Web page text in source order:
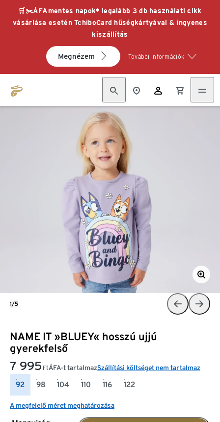
🛒✂️ÁFAmentes napok* legalább 3 db használati cikk
vásárlása esetén TchiboCard hűségkártyával & ingyenes
kiszállítás
Megnézem További információk
NAME IT »BLUEY« hosszú ujjú
gyerekfelső
7 995 FtÁFA-t tartalmazSzállítási költséget nem tartalmaz
92 98 104 110 116 122
A megfelelő méret meghatározása
1/5